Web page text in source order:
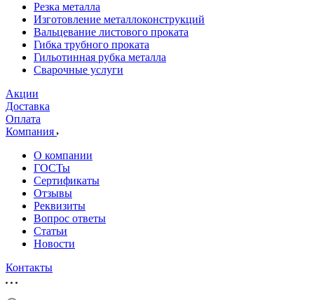
Резка металла
Изготовление металлоконструкций
Вальцевание листового проката
Гибка трубного проката
Гильотинная рубка металла
Сварочные услуги
Акции
Доставка
Оплата
Компания
О компании
ГОСТы
Сертификаты
Отзывы
Реквизиты
Вопрос ответы
Статьи
Новости
Контакты